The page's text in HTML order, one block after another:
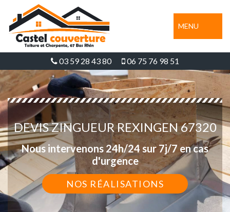
MENU
03 59 28 43 80 06 75 76 98 51
DEVIS ZINGUEUR REXINGEN 67320
Nous intervenons 24h/24 sur 7j/7 en cas
d'urgence
NOS RÉALISATIONS